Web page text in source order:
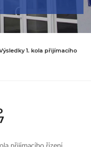
1. kola přijímacího